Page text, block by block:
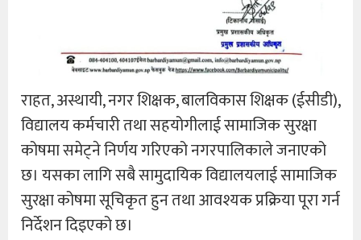
राहत, अस्थायी, नगर शिक्षक, बालविकास शिक्षक (ईसीडी),
विद्यालय कर्मचारी तथा सहयोगीलाई सामाजिक सुरक्षा
कोषमा समेट्ने निर्णय गरिएको नगरपालिकाले जनाएको
छ। यसका लागि सबै सामुदायिक विद्यालयलाई सामाजिक
सुरक्षा कोषमा सूचिकृत हुन तथा आवश्यक प्रक्रिया पूरा गर्न
निर्देशन दिइएको छ।